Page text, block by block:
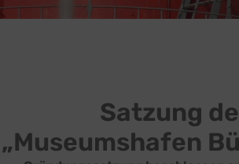
Satzung
„Museumshafen